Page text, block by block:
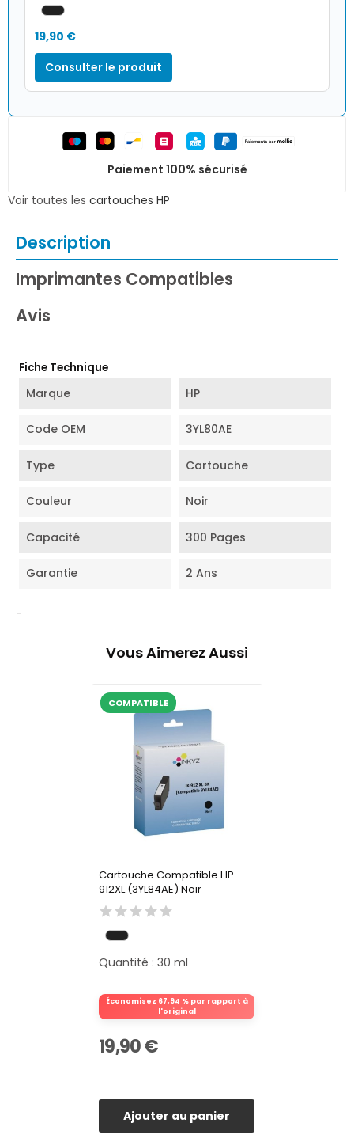
19,90 €
Consulter le produit
Paiement 100% sécurisé
Voir toutes les cartouches HP
Description
Imprimantes Compatibles
Avis
Fiche Technique
Marque HP
Code OEM 3YL80AE
Type Cartouche
Couleur Noir
Capacité 300 Pages
Garantie 2 Ans
-
Vous Aimerez Aussi
COMPATIBLE
Cartouche Compatible HP
912XL (3YL84AE) Noir
Économisez 67,94 % par rapport à
l'original
Quantité : 30 ml
19,90 €
Ajouter au panier